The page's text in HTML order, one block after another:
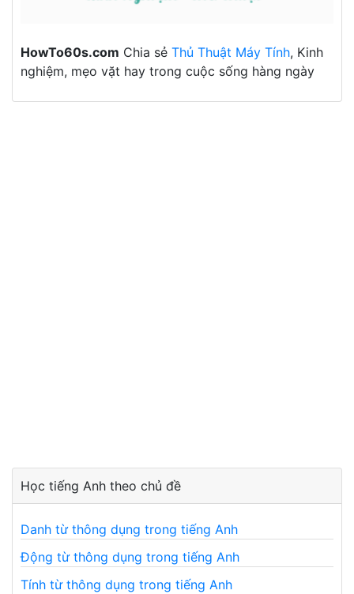
HowTo60s.com Chia sẻ Thủ Thuật Máy Tính, Kinh
nghiệm, mẹo vặt hay trong cuộc sống hàng ngày
Học tiếng Anh theo chủ đề
Danh từ thông dụng trong tiếng Anh
Động từ thông dụng trong tiếng Anh
Tính từ thông dụng trong tiếng Anh